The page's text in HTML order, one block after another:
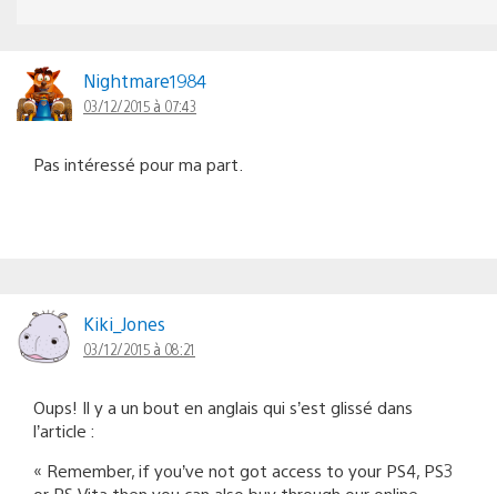
Nightmare1984
03/12/2015 à 07:43
Pas intéressé pour ma part.
Kiki_Jones
03/12/2015 à 08:21
Oups! Il y a un bout en anglais qui s’est glissé dans
l’article :
« Remember, if you’ve not got access to your PS4, PS3